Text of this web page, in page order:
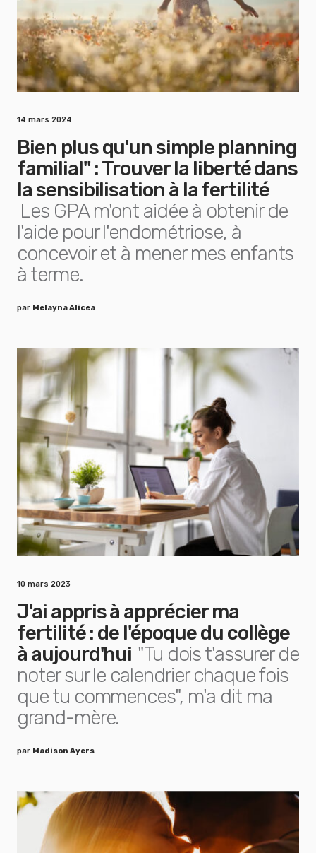
14 mars 2024
Bien plus qu'un simple planning
familial" : Trouver la liberté dans
la sensibilisation à la fertilité
Les GPA m'ont aidée à obtenir de
l'aide pour l'endométriose, à
concevoir et à mener mes enfants
à terme.
par Melayna Alicea
10 mars 2023
J'ai appris à apprécier ma
fertilité : de l'époque du collège
à aujourd'hui "Tu dois t'assurer de
noter sur le calendrier chaque fois
que tu commences", m'a dit ma
grand-mère.
par Madison Ayers